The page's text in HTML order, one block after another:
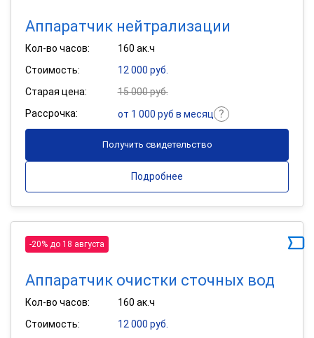
Аппаратчик нейтрализации
Кол-во часов:
160 ак.ч
Стоимость:
12 000 руб.
Старая цена:
15 000 руб.
Рассрочка:
от 1 000 руб в месяц
Получить свидетельство
Подробнее
-20% до 18 августа
Аппаратчик очистки сточных вод
Кол-во часов:
160 ак.ч
Стоимость:
12 000 руб.